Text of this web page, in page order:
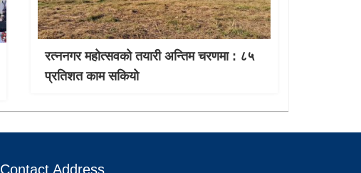
रत्ननगर महोत्सवको तयारी अन्तिम चरणमा : ८५
प्रतिशत काम सकियो
Contact Address